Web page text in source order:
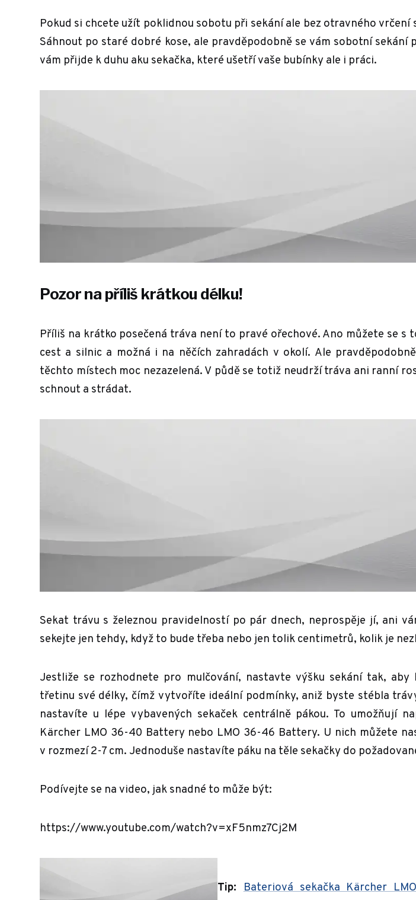
Pokud si chcete užít poklidnou sobotu při sekání ale bez otravného vrčení
Sáhnout po staré dobré kose, ale pravděpodobně se vám sobotní sekání
vám přijde k duhu aku sekačka, které ušetří vaše bubínky ale i práci.
Pozor na příliš krátkou délku!
Příliš na krátko posečená tráva není to pravé ořechové. Ano můžete se
cest a silnic a možná i na něčích zahradách v okolí. Ale
těchto místech moc nezazelená. V půdě se totiž neudrží tráva ani ranní
schnout a strádat.
Sekat trávu s železnou pravidelností po pár dnech, neprospěje jí, ani
sekejte jen tehdy, když to bude třeba nebo jen tolik centimetrů, kolik je
Jestliže se rozhodnete pro mulčování, nastavte výšku sekání tak, aby
třetinu své délky, čímž vytvoříte ideální podmínky, aniž byste stébla
nastavíte u lépe vybavených sekaček centrálně pákou. To umožňují
Kärcher LMO 36-40 Battery nebo LMO 36-46 Battery. U nich můžete
v rozmezí 2-7 cm. Jednoduše nastavíte páku na těle sekačky do
Podívejte se na video, jak snadné to může být:
https://www.youtube.com/watch?v=xF5nmz7Cj2M
Tip: Bateriová sekačka Kärcher